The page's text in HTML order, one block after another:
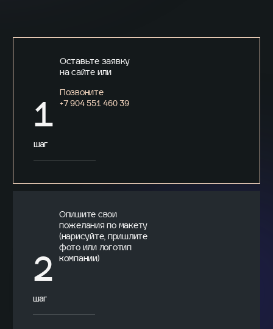
1
шаг
Оставьте заявку
на сайте или
Позвоните
+7 904 551 460 39
2
шаг
Опишите свои
пожелания по макету
(нарисуйте, пришлите
фото или логотип
компании)